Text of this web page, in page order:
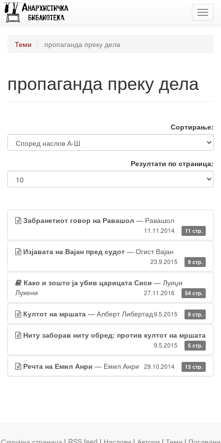
Теми пропаганда преку дела
пропаганда преку дела
Сортирање:
Резултати по страница:
Забранетиот говор на Равашол — Равашол
11.11.2014 11 стр.
Изјавата на Вајан пред судот — Огист Вајан
23.9.2015 9 стр.
Како и зошто ја убив царицата Сиси — Луиџи
Лукени
27.11.2016 54 стр.
Култот на мршата — Алберт Либертад9.5.2015 9 стр.
Ниту заборав ниту обред: против култот на мршата
9.5.2015 5 стр.
Речта на Емил Анри — Емил Анри 29.10.2014 13 стр.